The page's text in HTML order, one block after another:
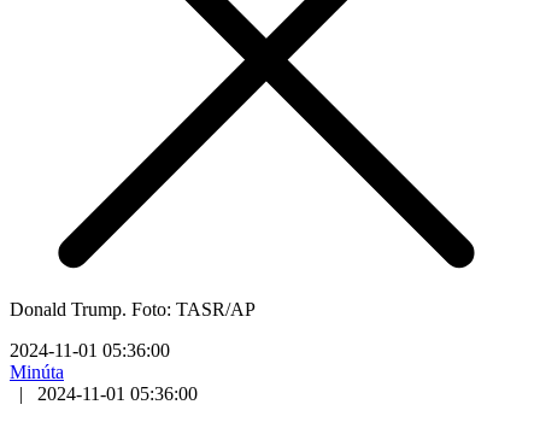
Donald Trump. Foto: TASR/AP
2024-11-01 05:36:00
Minúta
|
2024-11-01 05:36:00